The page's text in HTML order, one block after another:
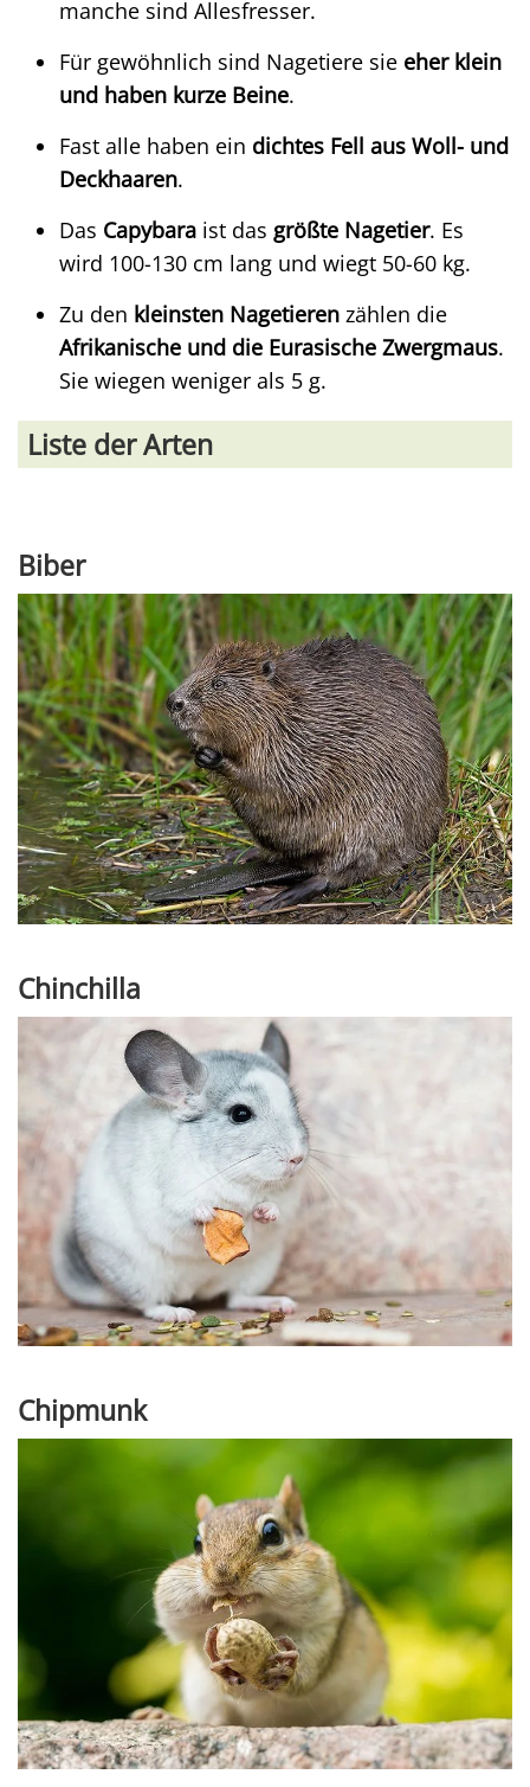
manche sind Allesfresser.
Für gewöhnlich sind Nagetiere sie eher klein
und haben kurze Beine.
Fast alle haben ein dichtes Fell aus Woll- und
Deckhaaren.
Das Capybara ist das größte Nagetier. Es
wird 100-130 cm lang und wiegt 50-60 kg.
Zu den kleinsten Nagetieren zählen die
Afrikanische und die Eurasische Zwergmaus.
Sie wiegen weniger als 5 g.
Liste der Arten
Biber
Chinchilla
Chipmunk